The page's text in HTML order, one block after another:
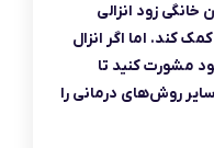
زود انزالی
کند. اما اگر انزال
مشورت کنید تا
روش‌های درمانی را